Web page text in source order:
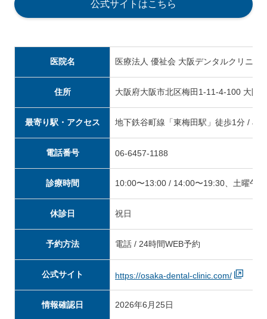
公式サイトはこちら
医院名 医療法人 優祉会 大阪デンタルクリニッ
住所 大阪府大阪市北区梅田1-11-4-100 大阪
最寄り駅・アクセス 地下鉄谷町線「東梅田駅」徒歩1分 /
電話番号 06-6457-1188
診療時間 10:00〜13:00 / 14:00〜19:30、土曜午
休診日 祝日
予約方法 電話 / 24時間WEB予約
公式サイト https://osaka-dental-clinic.com/
情報確認日 2026年6月25日